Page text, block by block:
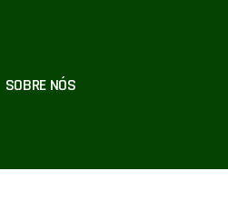
SOBRE NÓS